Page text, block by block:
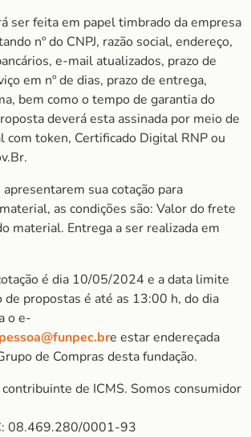
ser feita em papel timbrado da empresa
nº do CNPJ, razão social, endereço,
e-mail atualizados, prazo de
em nº de dias, prazo de entrega,
bem como o tempo de garantia do
deverá esta assinada por meio de
com token, Certificado Digital RNP ou
sua cotação para
as condições são: Valor do frete
material. Entrega a ser realizada em
é dia 10/05/2024 e a data limite
de propostas é até as 13:00 h, do dia
o e-
e estar endereçada
de Compras desta fundação.
de ICMS. Somos consumidor
08.469.280/0001-93